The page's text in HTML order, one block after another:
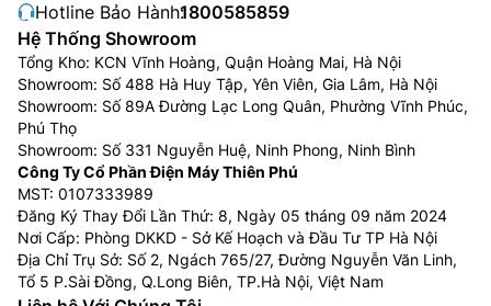
Hotline Bảo Hành:1800585859
Hệ Thống Showroom
Tổng Kho: KCN Vĩnh Hoàng, Quận Hoàng Mai, Hà Nội
Showroom: Số 488 Hà Huy Tập, Yên Viên, Gia Lâm, Hà Nội
Showroom: Số 89A Đường Lạc Long Quân, Phường Vĩnh Phúc,
Phú Thọ
Showroom: Số 331 Nguyễn Huệ, Ninh Phong, Ninh Bình
Công Ty Cổ Phần Điện Máy Thiên Phú
MST: 0107333989
Đăng Ký Thay Đổi Lần Thứ: 8, Ngày 05 tháng 09 năm 2024
Nơi Cấp: Phòng DKKD - Sở Kế Hoạch và Đầu Tư TP Hà Nội
Địa Chỉ Trụ Sở: Số 2, Ngách 765/27, Đường Nguyễn Văn Linh,
Tổ 5 P.Sài Đồng, Q.Long Biên, TP.Hà Nội, Việt Nam